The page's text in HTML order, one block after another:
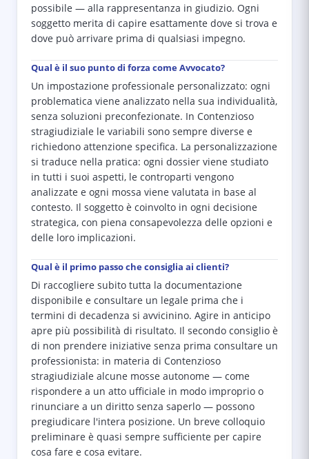
possibile — alla rappresentanza in giudizio. Ogni
soggetto merita di capire esattamente dove si trova e
dove può arrivare prima di qualsiasi impegno.
Qual è il suo punto di forza come Avvocato?
Un impostazione professionale personalizzato: ogni
problematica viene analizzato nella sua individualità,
senza soluzioni preconfezionate. In Contenzioso
stragiudiziale le variabili sono sempre diverse e
richiedono attenzione specifica. La personalizzazione
si traduce nella pratica: ogni dossier viene studiato
in tutti i suoi aspetti, le controparti vengono
analizzate e ogni mossa viene valutata in base al
contesto. Il soggetto è coinvolto in ogni decisione
strategica, con piena consapevolezza delle opzioni e
delle loro implicazioni.
Qual è il primo passo che consiglia ai clienti?
Di raccogliere subito tutta la documentazione
disponibile e consultare un legale prima che i
termini di decadenza si avvicinino. Agire in anticipo
apre più possibilità di risultato. Il secondo consiglio è
di non prendere iniziative senza prima consultare un
professionista: in materia di Contenzioso
stragiudiziale alcune mosse autonome — come
rispondere a un atto ufficiale in modo improprio o
rinunciare a un diritto senza saperlo — possono
pregiudicare l'intera posizione. Un breve colloquio
preliminare è quasi sempre sufficiente per capire
cosa fare e cosa evitare.